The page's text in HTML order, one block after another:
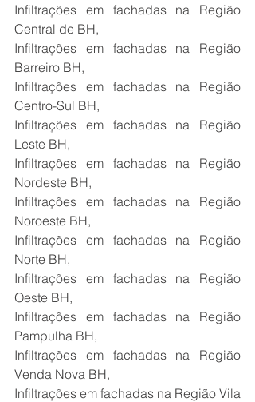
Infiltrações em fachadas na Região
Central de BH,
Infiltrações em fachadas na Região
Barreiro BH,
Infiltrações em fachadas na Região
Centro-Sul BH,
Infiltrações em fachadas na Região
Leste BH,
Infiltrações em fachadas na Região
Nordeste BH,
Infiltrações em fachadas na Região
Noroeste BH,
Infiltrações em fachadas na Região
Norte BH,
Infiltrações em fachadas na Região
Oeste BH,
Infiltrações em fachadas na Região
Pampulha BH,
Infiltrações em fachadas na Região
Venda Nova BH,
Infiltrações em fachadas na Região Vila